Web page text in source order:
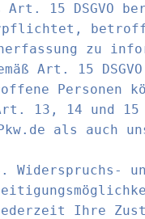
Art. 15 DSGVO
zu
Art. 15
Personen
13, 14 und 15
als auch
Widerspruchs-
Ihre